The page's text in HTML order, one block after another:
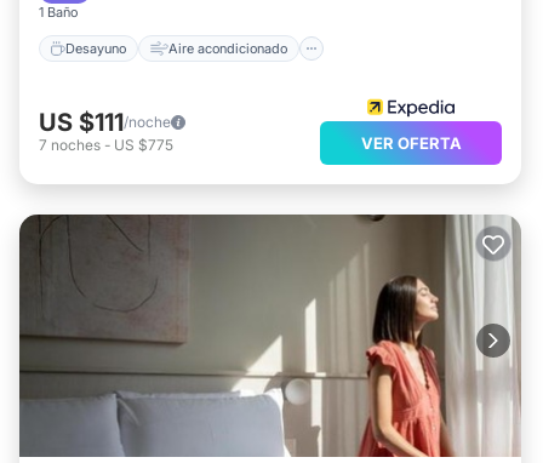
1 Baño
Desayuno Aire acondicionado
US $111/noche
7 noches - US $775 VER OFERTA